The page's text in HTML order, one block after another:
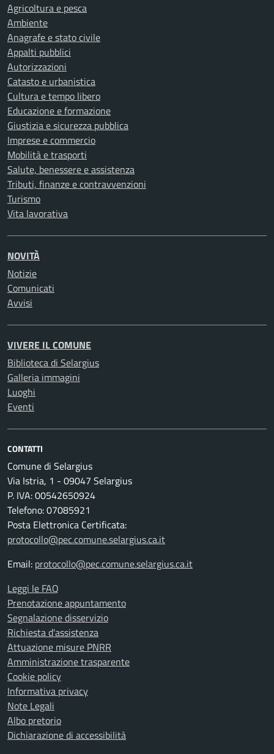
Agricoltura e pesca
Ambiente
Anagrafe e stato civile
Appalti pubblici
Autorizzazioni
Catasto e urbanistica
Cultura e tempo libero
Educazione e formazione
Giustizia e sicurezza pubblica
Imprese e commercio
Mobilità e trasporti
Salute, benessere e assistenza
Tributi, finanze e contravvenzioni
Turismo
Vita lavorativa
NOVITÀ
Notizie
Comunicati
Avvisi
VIVERE IL COMUNE
Biblioteca di Selargius
Galleria immagini
Luoghi
Eventi
CONTATTI
Comune di Selargius
Via Istria, 1 - 09047 Selargius
P. IVA: 00542650924
Telefono: 07085921
Posta Elettronica Certificata:
protocollo@pec.comune.selargius.ca.it
Email: protocollo@pec.comune.selargius.ca.it
Leggi le FAQ
Prenotazione appuntamento
Segnalazione disservizio
Richiesta d'assistenza
Attuazione misure PNRR
Amministrazione trasparente
Cookie policy
Informativa privacy
Note Legali
Albo pretorio
Dichiarazione di accessibilità